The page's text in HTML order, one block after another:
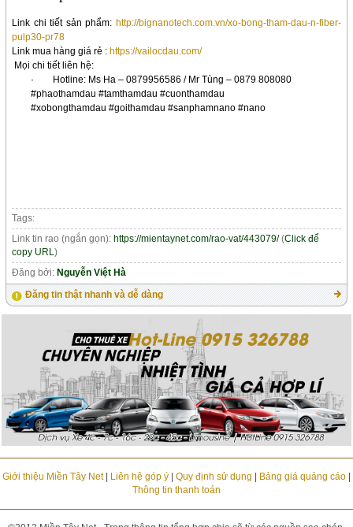
Link chi tiết sản phẩm: http://bignanotech.com.vn/xo-bong-tham-dau-n-fiber-
pulp30-pr78
Link mua hàng giá rẻ : https://vailocdau.com/
Mọi chi tiết liên hệ:
·
Hotline: Ms Ha – 0879956586 / Mr Tùng – 0879 808080
#phaothamdau #tamthamdau #cuonthamdau
#xobongthamdau #goithamdau #sanphamnano #nano
Tags:
Link tin rao (ngắn gọn): https://mientaynet.com/rao-vat/443079/(Click để
copy URL)
Đăng bởi: Nguyễn Việt Hà
Đăng tin thật nhanh và dễ dàng
Giới thiệu Miền Tây Net| Liên hệ góp ý| Quy định sử dụng Bảng giá quảng cáo|
Thông tin thanh toán